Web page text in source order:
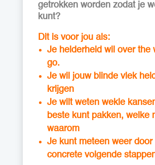
getrokken worden zodat je
kunt?
Dit is voor jou als:
Je helderheid wil over the
go.
Je wil jouw blinde vlek
krijgen
Je wilt weten wekle
beste kunt pakken, welke
waarom
Je kunt meteen weer door
concrete volgende